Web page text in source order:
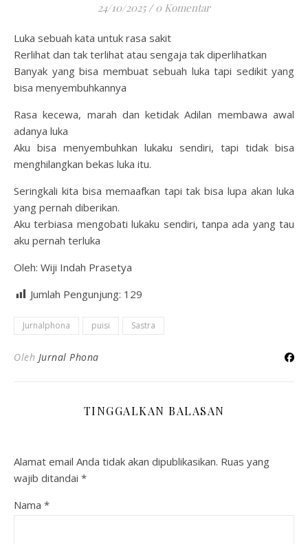
24/10/2025 / 0 Komentar
Luka sebuah kata untuk rasa sakit
Rerlihat dan tak terlihat atau sengaja tak diperlihatkan
Banyak yang bisa membuat sebuah luka tapi sedikit yang
bisa menyembuhkannya
Rasa kecewa, marah dan ketidak Adilan membawa awal
adanya luka
Aku bisa menyembuhkan lukaku sendiri, tapi tidak bisa
menghilangkan bekas luka itu.
Seringkali kita bisa memaafkan tapi tak bisa lupa akan luka
yang pernah diberikan.
Aku terbiasa mengobati lukaku sendiri, tanpa ada yang tau
aku pernah terluka
Oleh: Wiji Indah Prasetya
Jumlah Pengunjung: 129
Jurnalphona puisi Sastra
Oleh Jurnal Phona
TINGGALKAN BALASAN
Alamat email Anda tidak akan dipublikasikan. Ruas yang
wajib ditandai *
Nama *